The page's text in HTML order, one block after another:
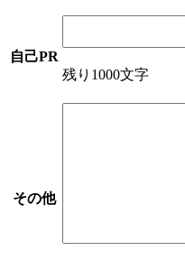
自己PR
残り1000文字
その他